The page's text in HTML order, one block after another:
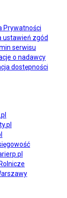
Prywatności
ustawień zgód
serwisu
o nadawcy
dostępności